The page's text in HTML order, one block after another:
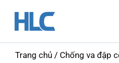
Trang chủ / Chống va đập